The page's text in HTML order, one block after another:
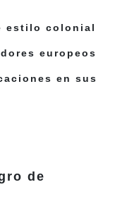
estilo colonial
europeos
en sus
de